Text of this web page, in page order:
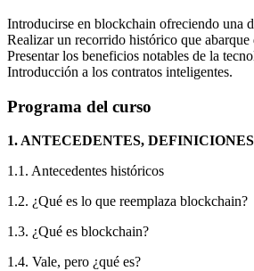
Introducirse en blockchain ofreciendo una
Realizar un recorrido histórico que
Presentar los beneficios notables de la
Introducción a los contratos inteligentes.
Programa del curso
1. ANTECEDENTES,
1.1. Antecedentes históricos
1.2. ¿Qué es lo que reemplaza blockchain?
1.3. ¿Qué es blockchain?
1.4. Vale, pero ¿qué es?